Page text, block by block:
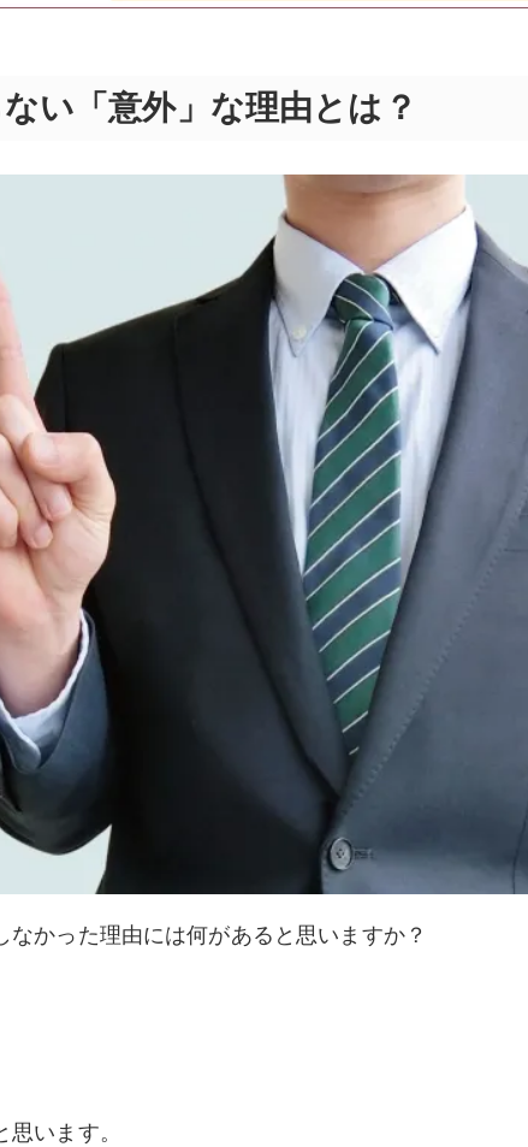
い「意外」な理由とは？
かった理由には何があると思いますか？
います。